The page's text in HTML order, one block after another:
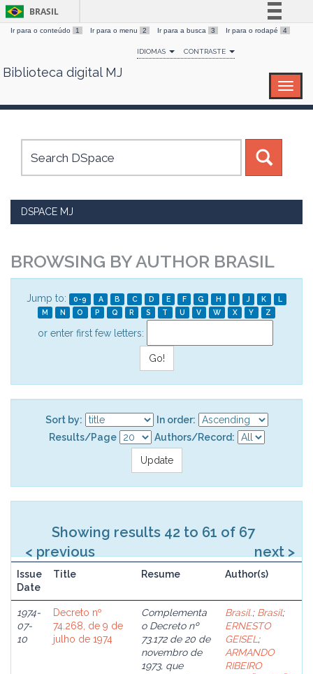
Skip
BRASIL
Simplifique!
Comunica BR
Canais
Ir para o conteúdo 1 Ir para o menu 2 Ir para a busca 3 Ir para o rodapé 4
IDIOMAS CONTRASTE
Biblioteca digital MJ
DSPACE MJ
BROWSING BY AUTHOR BRASIL
Jump to: 0-9 A B C D E F G H I J K
L
M
N O P Q R S T U V W X Y Z
or enter first few letters:
Sort by:
In order:
Results/Page
Authors/Record:
Showing results 42 to 61 of 67
< previous
next >
Issue
Date
Title Resume Author(s)
1974-
07-
10
Decreto nº
74.268, de 9 de
julho de 1974
Complementa
o Decreto nº
73.172 de 20 de
novembro de
1973, que
Brasil.; Brasil;
ERNESTO
GEISEL ;
ARMANDO
RIBEIRO